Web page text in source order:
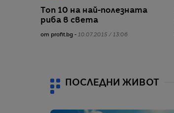
Топ 10 на най-полезната
риба в света
от profit.bg - 10.07.2015 / 13:06
ПОСЛЕДНИ ЖИВОТ